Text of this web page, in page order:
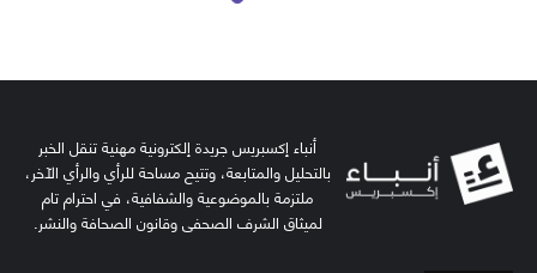
أنباء إكسبريس جريدة إلكترونية مهنية تنقل الخبر
بالتحليل والمتابعة، وتتيح مساحة للرأي والرأي الآخر،
ملتزمة بالموضوعية والشفافية، في احترام تام
لميثاق الشرف الصحفي وقانون الصحافة والنشر.